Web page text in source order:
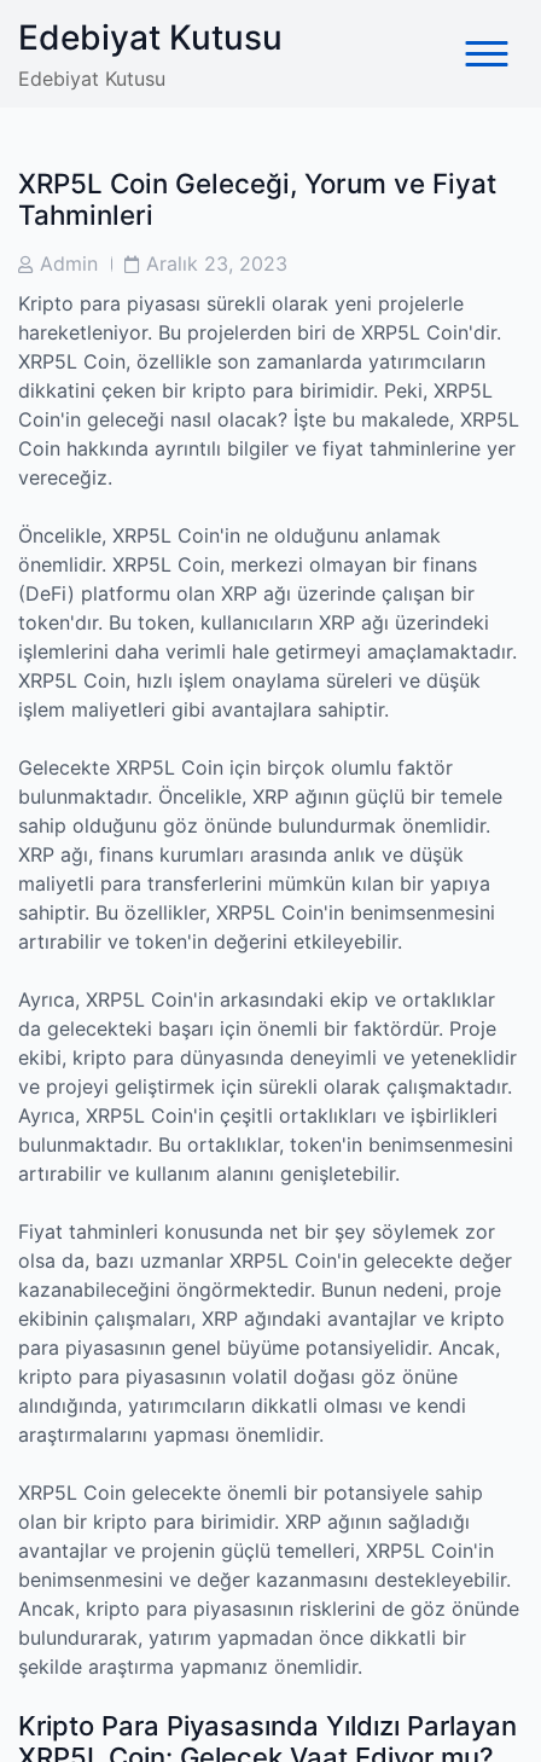
content
Edebiyat Kutusu
Edebiyat Kutusu
XRP5L Coin Geleceği, Yorum ve Fiyat
Tahminleri
PostAdmin
PostAralık 23, 2023
Kripto para piyasası sürekli olarak yeni projelerle
hareketleniyor. Bu projelerden biri de XRP5L Coin'dir.
XRP5L Coin, özellikle son zamanlarda yatırımcıların
dikkatini çeken bir kripto para birimidir. Peki, XRP5L
Coin'in geleceği nasıl olacak? İşte bu makalede, XRP5L
Coin hakkında ayrıntılı bilgiler ve fiyat tahminlerine yer
vereceğiz.
Öncelikle, XRP5L Coin'in ne olduğunu anlamak
önemlidir. XRP5L Coin, merkezi olmayan bir finans
(DeFi) platformu olan XRP ağı üzerinde çalışan bir
token'dır. Bu token, kullanıcıların XRP ağı üzerindeki
işlemlerini daha verimli hale getirmeyi amaçlamaktadır.
XRP5L Coin, hızlı işlem onaylama süreleri ve düşük
işlem maliyetleri gibi avantajlara sahiptir.
Gelecekte XRP5L Coin için birçok olumlu faktör
bulunmaktadır. Öncelikle, XRP ağının güçlü bir temele
sahip olduğunu göz önünde bulundurmak önemlidir.
XRP ağı, finans kurumları arasında anlık ve düşük
maliyetli para transferlerini mümkün kılan bir yapıya
sahiptir. Bu özellikler, XRP5L Coin'in benimsenmesini
artırabilir ve token'in değerini etkileyebilir.
Ayrıca, XRP5L Coin'in arkasındaki ekip ve ortaklıklar
da gelecekteki başarı için önemli bir faktördür. Proje
ekibi, kripto para dünyasında deneyimli ve yeteneklidir
ve projeyi geliştirmek için sürekli olarak çalışmaktadır.
Ayrıca, XRP5L Coin'in çeşitli ortaklıkları ve işbirlikleri
bulunmaktadır. Bu ortaklıklar, token'in benimsenmesini
artırabilir ve kullanım alanını genişletebilir.
Fiyat tahminleri konusunda net bir şey söylemek zor
olsa da, bazı uzmanlar XRP5L Coin'in gelecekte değer
kazanabileceğini öngörmektedir. Bunun nedeni, proje
ekibinin çalışmaları, XRP ağındaki avantajlar ve kripto
para piyasasının genel büyüme potansiyelidir. Ancak,
kripto para piyasasının volatil doğası göz önüne
alındığında, yatırımcıların dikkatli olması ve kendi
araştırmalarını yapması önemlidir.
XRP5L Coin gelecekte önemli bir potansiyele sahip
olan bir kripto para birimidir. XRP ağının sağladığı
avantajlar ve projenin güçlü temelleri, XRP5L Coin'in
benimsenmesini ve değer kazanmasını destekleyebilir.
Ancak, kripto para piyasasının risklerini de göz önünde
bulundurarak, yatırım yapmadan önce dikkatli bir
şekilde araştırma yapmanız önemlidir.
Kripto Para Piyasasında Yıldızı Parlayan